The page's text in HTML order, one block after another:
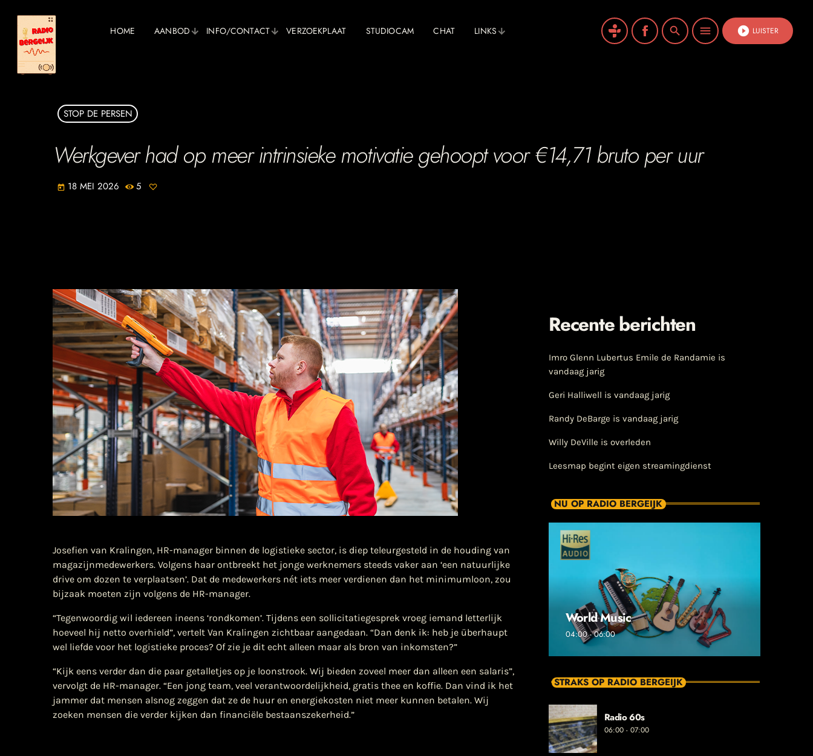
HOME AANBOD INFO/CONTACT VERZOEKPLAAT STUDIOCAM CHAT LINKS search menu play_circle_filled LUISTER
STOP DE PERSEN
Werkgever had op meer intrinsieke motivatie gehoopt voor €14,71 bruto per uur
today 18 MEI 2026 5
​Josefien van Kralingen, HR-manager binnen de logistieke sector, is diep teleurgesteld in de houding van
magazijnmedewerkers. Volgens haar ontbreekt het jonge werknemers steeds vaker aan ‘een natuurlijke
drive om dozen te verplaatsen’. Dat de medewerkers nét iets meer verdienen dan het minimumloon, zou
bijzaak moeten zijn volgens de HR-manager.
“Tegenwoordig wil iedereen ineens ‘rondkomen’. Tijdens een sollicitatiegesprek vroeg iemand letterlijk
hoeveel hij netto overhield”, vertelt Van Kralingen zichtbaar aangedaan. “Dan denk ik: heb je überhaupt
wel liefde voor het logistieke proces? Of zie je dit echt alleen maar als bron van inkomsten?”
“Kijk eens verder dan die paar getalletjes op je loonstrook. Wij bieden zoveel meer dan alleen een salaris”,
vervolgt de HR-manager. “Een jong team, veel verantwoordelijkheid, gratis thee en koffie. Dan vind ik het
jammer dat mensen alsnog zeggen dat ze de huur en energiekosten niet meer kunnen betalen. Wij
zoeken mensen die verder kijken dan financiële bestaanszekerheid.”
Recente berichten
Imro Glenn Lubertus Emile de Randamie is
vandaag jarig
Geri Halliwell is vandaag jarig
Randy DeBarge is vandaag jarig
Willy DeVille is overleden
Leesmap begint eigen streamingdienst
NU OP RADIO BERGEIJK
World Music
04:00 - 06:00
STRAKS OP RADIO BERGEIJK
Radio 60s
06:00 - 07:00